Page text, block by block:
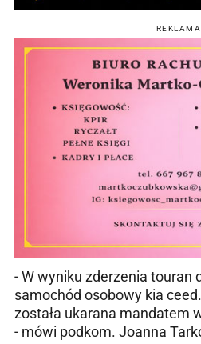
REKLAMA
- W wyniku zderzenia touran
samochód osobowy kia
została ukarana mandatem
- mówi podkom. Joanna